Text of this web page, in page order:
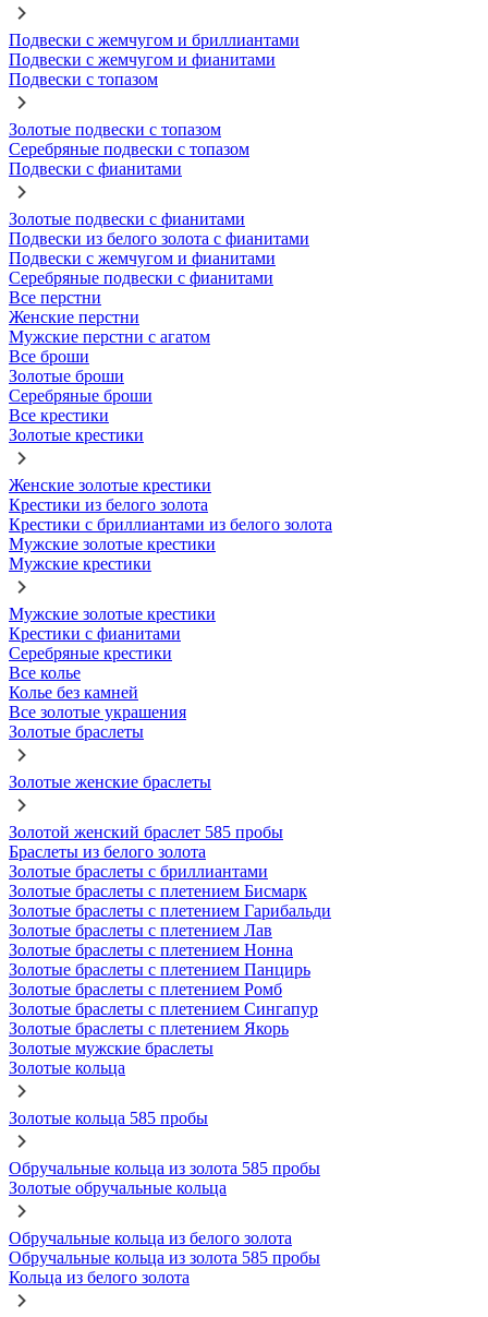
Подвески с жемчугом и бриллиантами
Подвески с жемчугом и фианитами
Подвески с топазом
Золотые подвески с топазом
Серебряные подвески с топазом
Подвески с фианитами
Золотые подвески с фианитами
Подвески из белого золота с фианитами
Подвески с жемчугом и фианитами
Серебряные подвески с фианитами
Все перстни
Женские перстни
Мужские перстни с агатом
Все броши
Золотые броши
Серебряные броши
Все крестики
Золотые крестики
Женские золотые крестики
Крестики из белого золота
Крестики с бриллиантами из белого золота
Мужские золотые крестики
Мужские крестики
Мужские золотые крестики
Крестики с фианитами
Серебряные крестики
Все колье
Колье без камней
Все золотые украшения
Золотые браслеты
Золотые женские браслеты
Золотой женский браслет 585 пробы
Браслеты из белого золота
Золотые браслеты с бриллиантами
Золотые браслеты с плетением Бисмарк
Золотые браслеты с плетением Гарибальди
Золотые браслеты с плетением Лав
Золотые браслеты с плетением Нонна
Золотые браслеты с плетением Панцирь
Золотые браслеты с плетением Ромб
Золотые браслеты с плетением Сингапур
Золотые браслеты с плетением Якорь
Золотые мужские браслеты
Золотые кольца
Золотые кольца 585 пробы
Обручальные кольца из золота 585 пробы
Золотые обручальные кольца
Обручальные кольца из белого золота
Обручальные кольца из золота 585 пробы
Кольца из белого золота